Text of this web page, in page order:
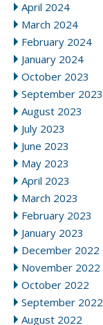
April 2024
March 2024
February 2024
January 2024
October 2023
September 2023
August 2023
July 2023
June 2023
May 2023
April 2023
March 2023
February 2023
January 2023
December 2022
November 2022
October 2022
September 2022
August 2022